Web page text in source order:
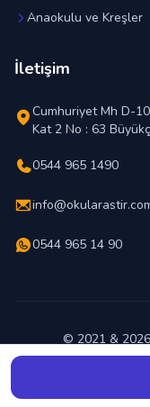
Anaokulu ve Kreşler
İletişim
Cumhuriyet Mh D-
Kat 2 No : 63
0544 965 1490
0544 965 14 90
© 2021 & 2026